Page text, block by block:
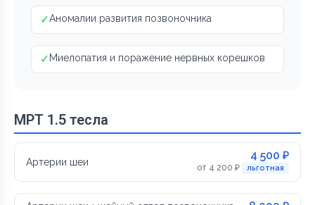
✓Аномалии развития позвоночника
✓ Миелопатия и поражение нервных корешков
МРТ 1.5 тесла
Артерии шеи 4 500 ₽
от 4 200 ₽ льготная